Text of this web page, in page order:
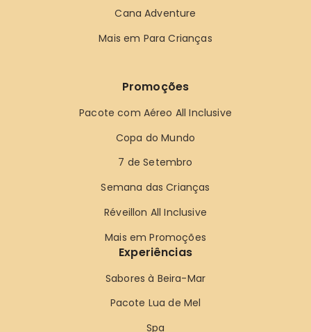
Cana Adventure
Mais em Para Crianças
Promoções
Pacote com Aéreo All Inclusive
Copa do Mundo
7 de Setembro
Semana das Crianças
Réveillon All Inclusive
Mais em Promoções
Experiências
Sabores à Beira-Mar
Pacote Lua de Mel
Spa